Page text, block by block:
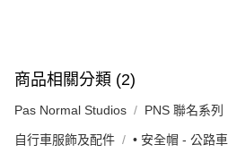
商品相關分類 (2)
Pas Normal Studios PNS 聯名系列
自行車服飾及配件 • 安全帽 - 公路車